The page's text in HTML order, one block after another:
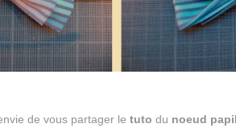
de vous partager le tuto du noeud